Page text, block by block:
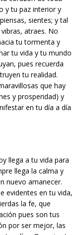
y tu paz interior y
sientes; y tal
atraes. No
tu tormenta y
tu vida y tu mundo
pues recuerda
tu realidad.
que hay
y prosperidad) y
en tu día a día
llega a tu vida para
llega la calma y
nuevo amanecer.
evidentes en tu vida,
la fe, que
pues son tus
por ser mejor, las